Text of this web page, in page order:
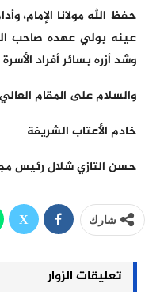
حفظ الله مولانا الإمام،
عينه بولي عهده صاحب
وشد أزره بسائر أفراد
والسلام على المقام
خادم الأعتاب الشريفة
حسن التازي شلال رئيس
شارك
تعليقات الزوار